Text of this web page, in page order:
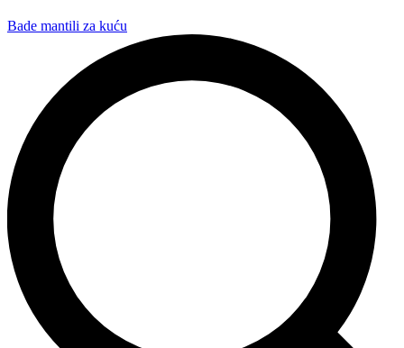
Bade mantili za kuću